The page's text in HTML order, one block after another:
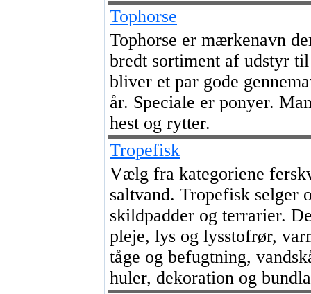
Tophorse
Tophorse er mærkenavn
bredt sortiment af udstyr
bliver et par gode
år. Speciale er ponyer.
hest og rytter.
Tropefisk
Vælg fra kategoriene
saltvand. Tropefisk selger
skildpadder og terrarier.
pleje, lys og lysstofrør,
tåge og befugtning,
huler, dekoration og